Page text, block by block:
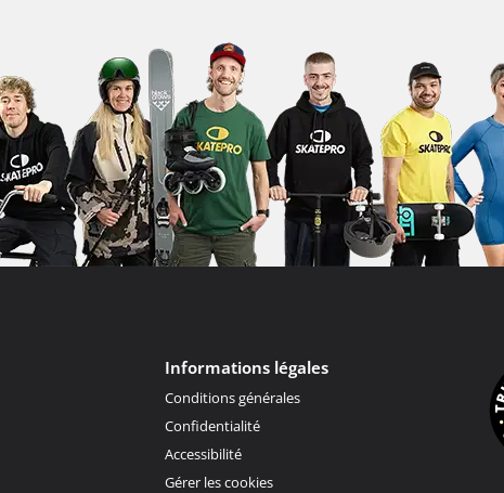
Informations légales
Conditions générales
Confidentialité
Accessibilité
Gérer les cookies